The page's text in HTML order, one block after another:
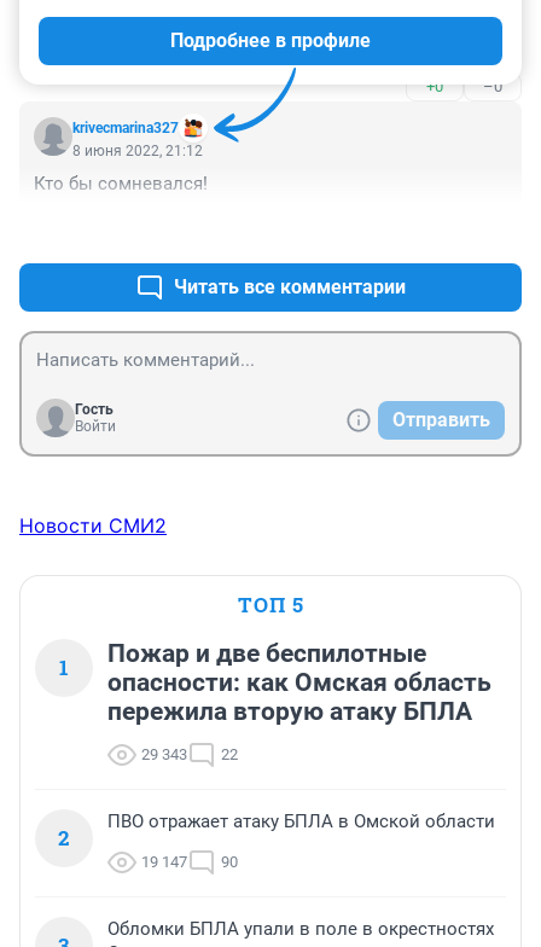
Все для людей ☝️🙈
+0 –0
krivecmarina327
Подробнее в профиле
8 июня 2022, 21:12
Кто бы сомневался!
Читать все комментарии
Гость
Войти
Отправить
Новости СМИ2
ТОП 5
1
Пожар и две беспилотные
опасности: как Омская область
пережила вторую атаку БПЛА
29 343 22
2
ПВО отражает атаку БПЛА в Омской области
19 147 90
Обломки БПЛА упали в поле в окрестностях